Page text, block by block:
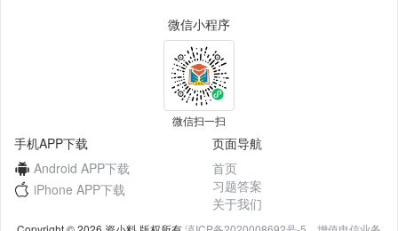
微信小程序
微信扫一扫
手机APP下载
Android APP下载
iPhone APP下载
页面导航
首页
习题答案
关于我们